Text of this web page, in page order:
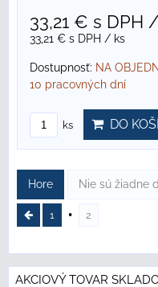
33,21 € s DPH
33,21 € s DPH / ks
Dostupnosť: NA
10 pracovných dní
ks DO
Hore Nie sú žiadne
1 2
AKCIOVÝ TOVAR